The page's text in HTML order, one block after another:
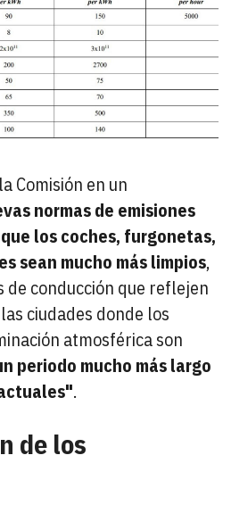
Comisión en un
normas de emisiones
los coches, furgonetas,
sean mucho más limpios,
de conducción que reflejen
ciudades donde los
atmosférica son
periodo mucho más largo
.
de los